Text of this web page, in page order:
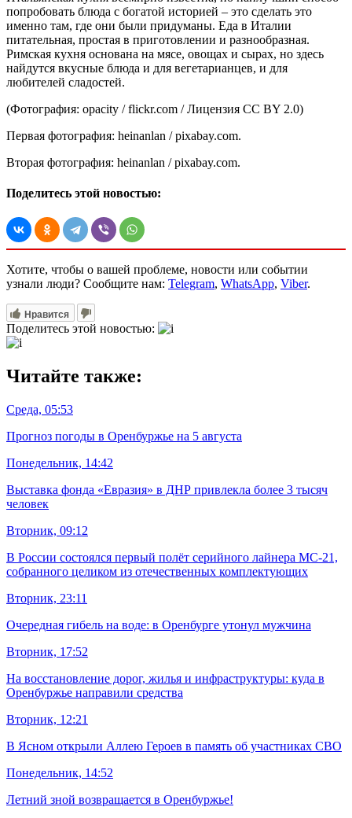
попробовать блюда с богатой историей – это сделать это
именно там, где они были придуманы. Еда в Италии
питательная, простая в приготовлении и разнообразная.
Римская кухня основана на мясе, овощах и сырах, но здесь
найдутся вкусные блюда и для вегетарианцев, и для
любителей сладостей.
(Фотография: opacity / flickr.com / Лицензия CC BY 2.0)
Первая фотография: heinanlan / pixabay.com.
Вторая фотография: heinanlan / pixabay.com.
Поделитесь этой новостью:
Хотите, чтобы о вашей проблеме, новости или событии
узнали люди? Сообщите нам: Telegram, WhatsApp, Viber.
Нравится
Поделитесь этой новостью:
Читайте также:
Среда, 05:53
Прогноз погоды в Оренбуржье на 5 августа
Понедельник, 14:42
Выставка фонда «Евразия» в ДНР привлекла более 3 тысяч
человек
Вторник, 09:12
В России состоялся первый полёт серийного лайнера МС-21,
собранного целиком из отечественных комплектующих
Вторник, 23:11
Очередная гибель на воде: в Оренбурге утонул мужчина
Вторник, 17:52
На восстановление дорог, жилья и инфраструктуры: куда в
Оренбуржье направили средства
Вторник, 12:21
В Ясном открыли Аллею Героев в память об участниках СВО
Понедельник, 14:52
Летний зной возвращается в Оренбуржье!